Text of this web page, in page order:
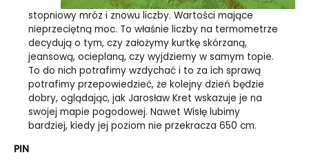
stopniowy mróz i znowu liczby. Wartości mające
nieprzeciętną moc. To właśnie liczby na termometrze
decydują o tym, czy założymy kurtkę skórzaną,
jeansową, ocieplaną, czy wyjdziemy w samym topie.
To do nich potrafimy wzdychać i to za ich sprawą
potrafimy przepowiedzieć, że kolejny dzień będzie
dobry, oglądając, jak Jarosław Kret wskazuje je na
swojej mapie pogodowej. Nawet Wisłę lubimy
bardziej, kiedy jej poziom nie przekracza 650 cm.
PIN